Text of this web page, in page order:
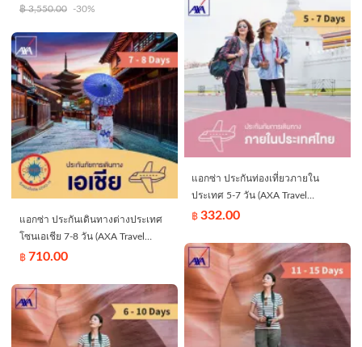
+ สปาโซดา. *วันธรรมดาเท่านั้น*
฿3,550.00 -30%
แอกซ่า ประกันเดินทางต่างประเทศ
โซนเอเชีย 7-8 วัน (AXA Travel
Insurance - Asia 7-8 days)
฿ 710.00
include domestic travel within
แอกซ่า ประกันท่องเที่ยวภายใน
ประเทศ 5-7 วัน (AXA Travel
Insurance - Domestic 5-7 days)
฿332.00